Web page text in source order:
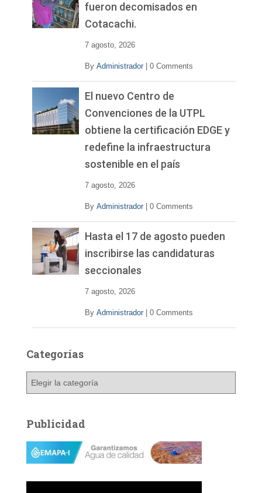
fueron decomisados en
Cotacachi.
7 agosto, 2026
By Administrador 0 Comments
El nuevo Centro de
Convenciones de la UTPL
obtiene la certificación EDGE y
redefine la infraestructura
sostenible en el país
7 agosto, 2026
By Administrador 0 Comments
Hasta el 17 de agosto pueden
inscribirse las candidaturas
seccionales
7 agosto, 2026
By Administrador 0 Comments
Categorías
g
o
a
Publicidad